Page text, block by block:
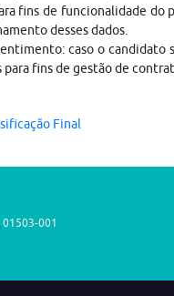
fins de funcionalidade do
desses dados.
caso o candidato
para fins de gestão de
Final
01503-001